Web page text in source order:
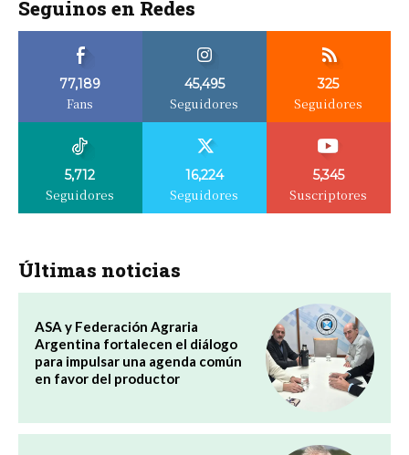
Seguinos en Redes
77,189
Fans
45,495
Seguidores
325
Seguidores
5,712
Seguidores
16,224
Seguidores
5,345
Suscriptores
Últimas noticias
ASA y Federación Agraria
Argentina fortalecen el diálogo
para impulsar una agenda común
en favor del productor